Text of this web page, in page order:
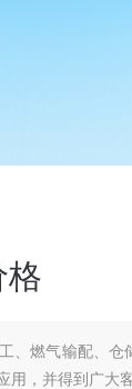
格
、燃气输配、
，并得到广大